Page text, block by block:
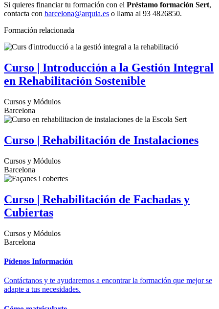
Si quieres financiar tu formación con el Préstamo formación Sert,
contacta con barcelona@arquia.es o llama al 93 4826850.
Formación relacionada
Curso | Introducción a la Gestión Integral
en Rehabilitación Sostenible
Cursos y Módulos
Barcelona
Curso | Rehabilitación de Instalaciones
Cursos y Módulos
Barcelona
Curso | Rehabilitación de Fachadas y
Cubiertas
Cursos y Módulos
Barcelona
Pídenos Información
Contáctanos y te ayudaremos a encontrar la formación que mejor se
adapte a tus necesidades.